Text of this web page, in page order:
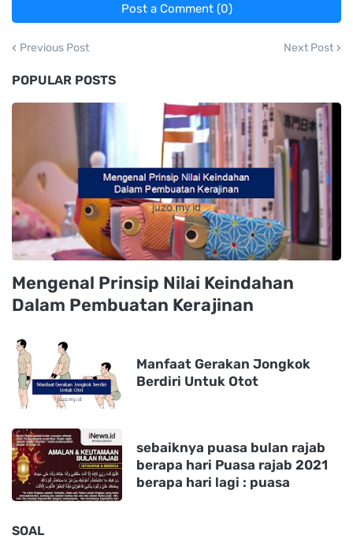
Post a Comment (0)
Previous Post Next Post
POPULAR POSTS
Mengenal Prinsip Nilai Keindahan
Dalam Pembuatan Kerajinan
Manfaat Gerakan Jongkok
Berdiri Untuk Otot
sebaiknya puasa bulan rajab
berapa hari Puasa rajab 2021
berapa hari lagi : puasa
SOAL